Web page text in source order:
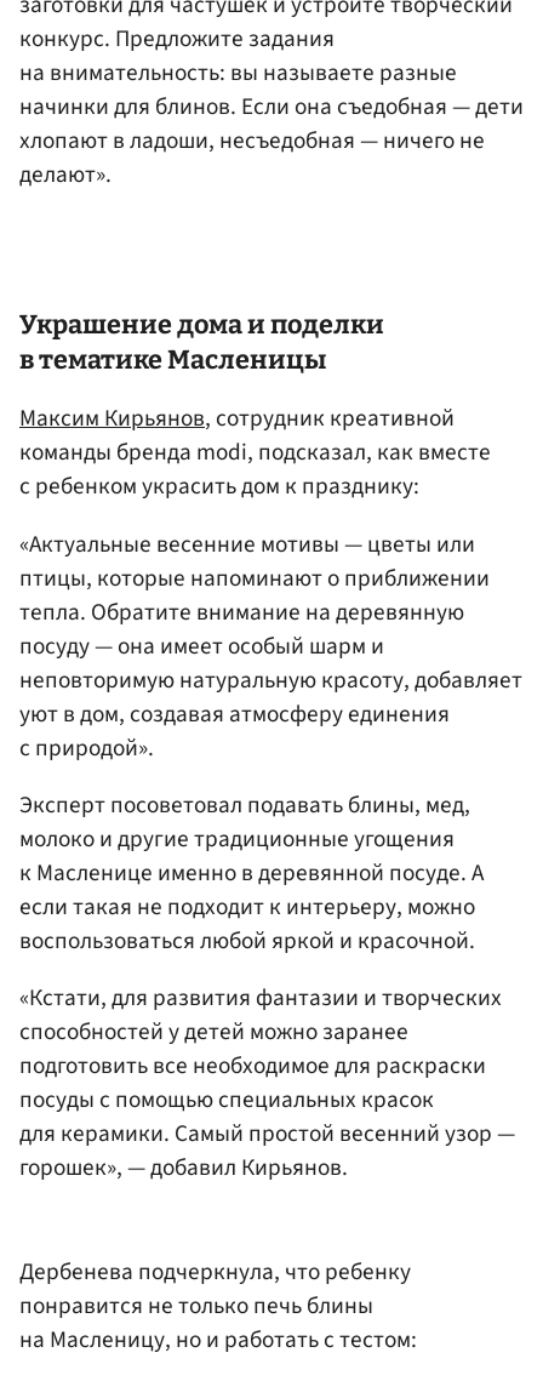
конкурс. Предложите задания
на внимательность: вы называете разные
начинки для блинов. Если она съедобная — дети
хлопают в ладоши, несъедобная — ничего не
делают».
Украшение дома и поделки
в тематике Масленицы
Максим Кирьянов, сотрудник креативной
команды бренда modi, подсказал, как вместе
с ребенком украсить дом к празднику:
«Актуальные весенние мотивы — цветы или
птицы, которые напоминают о приближении
тепла. Обратите внимание на деревянную
посуду — она имеет особый шарм и
неповторимую натуральную красоту, добавляет
уют в дом, создавая атмосферу единения
с природой».
Эксперт посоветовал подавать блины, мед,
молоко и другие традиционные угощения
к Масленице именно в деревянной посуде. А
если такая не подходит к интерьеру, можно
воспользоваться любой яркой и красочной.
«Кстати, для развития фантазии и творческих
способностей у детей можно заранее
подготовить все необходимое для раскраски
посуды с помощью специальных красок
для керамики. Самый простой весенний узор —
горошек», — добавил Кирьянов.
Дербенева подчеркнула, что ребенку
понравится не только печь блины
на Масленицу, но и работать с тестом: